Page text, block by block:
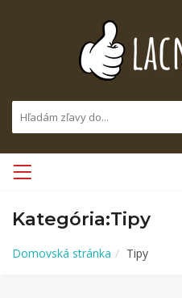
Kategória:Tipy
Domovská stránka Tipy